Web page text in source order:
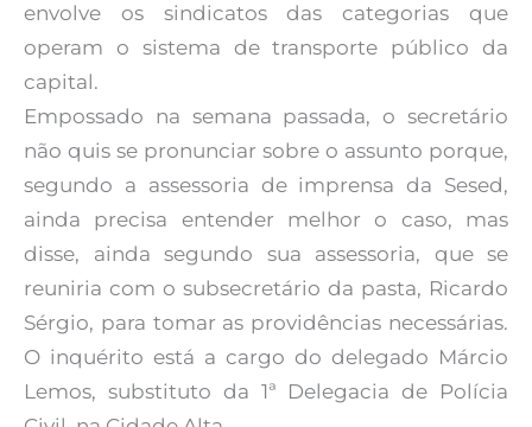
envolve os sindicatos das categorias que
operam o sistema de transporte público da
capital.
Empossado na semana passada, o secretário
não quis se pronunciar sobre o assunto porque,
segundo a assessoria de imprensa da Sesed,
ainda precisa entender melhor o caso, mas
disse, ainda segundo sua assessoria, que se
reuniria com o subsecretário da pasta, Ricardo
Sérgio, para tomar as providências necessárias.
O inquérito está a cargo do delegado Márcio
Lemos, substituto da 1ª Delegacia de Polícia